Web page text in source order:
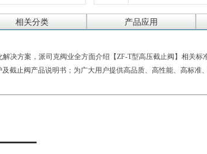
相关分类 产品应用
解决方案，派司克阀业全方面介绍【ZF-T型高压截止阀】相关
截止阀产品说明书；为广大用户提供高品质、高性能、高标准